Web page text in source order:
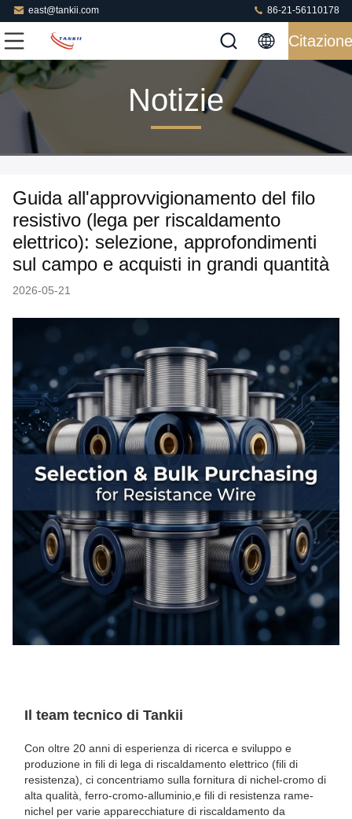
east@tankii.com 86-21-56110178
Citazione
Notizie
Guida all'approvvigionamento del filo
resistivo (lega per riscaldamento
elettrico): selezione, approfondimenti
sul campo e acquisti in grandi quantità
2026-05-21
Il team tecnico di Tankii
Con oltre 20 anni di esperienza di ricerca e sviluppo e
produzione in fili di lega di riscaldamento elettrico (fili di
resistenza), ci concentriamo sulla fornitura di nichel-cromo di
alta qualità, ferro-cromo-alluminio,e fili di resistenza rame-
nichel per varie apparecchiature di riscaldamento da